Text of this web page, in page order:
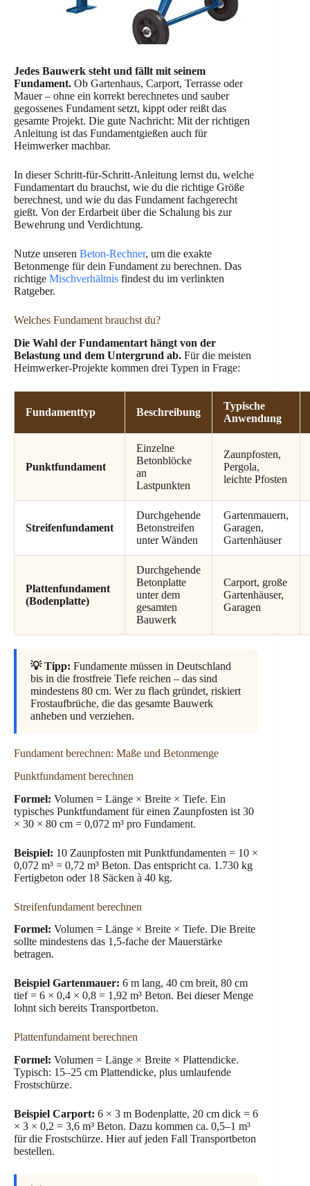
Jedes Bauwerk steht und fällt mit seinem
Fundament. Ob Gartenhaus, Carport, Terrasse oder
Mauer – ohne ein korrekt berechnetes und sauber
gegossenes Fundament setzt, kippt oder reißt das
gesamte Projekt. Die gute Nachricht: Mit der richtigen
Anleitung ist das Fundamentgießen auch für
Heimwerker machbar.
In dieser Schritt-für-Schritt-Anleitung lernst du, welche
Fundamentart du brauchst, wie du die richtige Größe
berechnest, und wie du das Fundament fachgerecht
gießt. Von der Erdarbeit über die Schalung bis zur
Bewehrung und Verdichtung.
Nutze unseren Beton-Rechner, um die exakte
Betonmenge für dein Fundament zu berechnen. Das
richtige Mischverhältnis findest du im verlinkten
Ratgeber.
Welches Fundament brauchst du?
Die Wahl der Fundamentart hängt von der
Belastung und dem Untergrund ab. Für die meisten
Heimwerker-Projekte kommen drei Typen in Frage:
Fundamenttyp Beschreibung
Typische
Anwendung
Punktfundament
Einzelne
Betonblöcke
an
Lastpunkten
Zaunpfosten,
Pergola,
leichte Pfosten
Streifenfundament
Durchgehende
Betonstreifen
unter Wänden
Gartenmauern,
Garagen,
Gartenhäuser
Plattenfundament
(Bodenplatte)
Durchgehende
Betonplatte
unter dem
gesamten
Bauwerk
Carport, große
Gartenhäuser,
Garagen
💡 Tipp: Fundamente müssen in Deutschland
bis in die frostfreie Tiefe reichen – das sind
mindestens 80 cm. Wer zu flach gründet, riskiert
Frostaufbrüche, die das gesamte Bauwerk
anheben und verziehen.
Fundament berechnen: Maße und Betonmenge
Punktfundament berechnen
Formel: Volumen = Länge × Breite × Tiefe. Ein
typisches Punktfundament für einen Zaunpfosten ist 30
× 30 × 80 cm = 0,072 m³ pro Fundament.
Beispiel: 10 Zaunpfosten mit Punktfundamenten = 10 ×
0,072 m³ = 0,72 m³ Beton. Das entspricht ca. 1.730 kg
Fertigbeton oder 18 Säcken à 40 kg.
Streifenfundament berechnen
Formel: Volumen = Länge × Breite × Tiefe. Die Breite
sollte mindestens das 1,5-fache der Mauerstärke
betragen.
Beispiel Gartenmauer: 6 m lang, 40 cm breit, 80 cm
tief = 6 × 0,4 × 0,8 = 1,92 m³ Beton. Bei dieser Menge
lohnt sich bereits Transportbeton.
Plattenfundament berechnen
Formel: Volumen = Länge × Breite × Plattendicke.
Typisch: 15–25 cm Plattendicke, plus umlaufende
Frostschürze.
Beispiel Carport: 6 × 3 m Bodenplatte, 20 cm dick = 6
× 3 × 0,2 = 3,6 m³ Beton. Dazu kommen ca. 0,5–1 m³
für die Frostschürze. Hier auf jeden Fall Transportbeton
bestellen.